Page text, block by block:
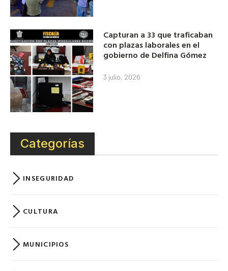
Capturan a 33 que traficaban
con plazas laborales en el
gobierno de Delfina Gómez
3 julio, 2026
Categorías
INSEGURIDAD
CULTURA
MUNICIPIOS